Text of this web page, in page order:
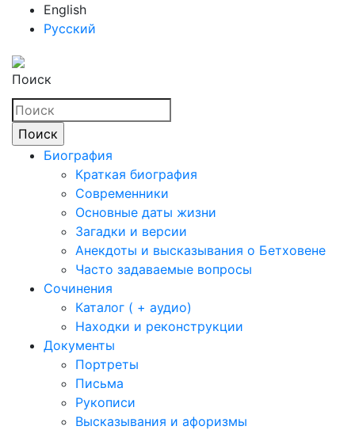
English
Русский
Поиск
Биография
Краткая биография
Современники
Основные даты жизни
Загадки и версии
Анекдоты и высказывания о Бетховене
Часто задаваемые вопросы
Сочинения
Каталог ( + аудио)
Находки и реконструкции
Документы
Портреты
Письма
Рукописи
Высказывания и афоризмы